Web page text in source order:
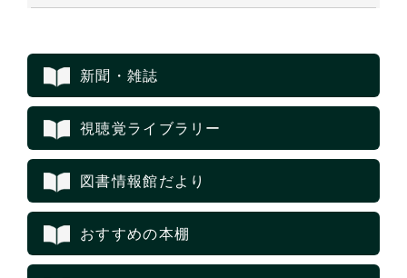
新聞・雑誌
視聴覚ライブラリー
図書情報館だより
おすすめの本棚